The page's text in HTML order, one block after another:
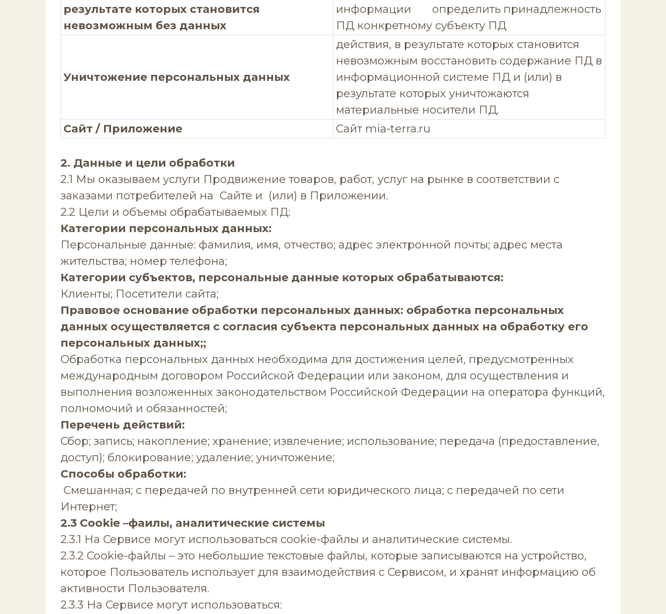
результате которых становится
невозможным без данных
информации определить принадлежность
ПД конкретному субъекту ПД
Уничтожение персональных данных
действия, в результате которых становится
невозможным восстановить содержание ПД в
информационной системе ПД и (или) в
результате которых уничтожаются
материальные носители ПД.
Сайт / Приложение
Сайт mia-terra.ru
2. Данные и цели обработки
2.1 Мы оказываем услуги Продвижение товаров, работ, услуг на рынке в соответствии с
заказами потребителей на Сайте и (или) в Приложении.
2.2 Цели и объемы обрабатываемых ПД:
Категории персональных данных:
Персональные данные: фамилия, имя, отчество; адрес электронной почты; адрес места
жительства; номер телефона;
Категории субъектов, персональные данные которых обрабатываются:
Клиенты; Посетители сайта;
Правовое основание обработки персональных данных: обработка персональных
данных осуществляется с согласия субъекта персональных данных на обработку его
персональных данных;;
Обработка персональных данных необходима для достижения целей, предусмотренных
международным договором Российской Федерации или законом, для осуществления и
выполнения возложенных законодательством Российской Федерации на оператора функций,
полномочий и обязанностей;
Перечень действий:
Сбор; запись; накопление; хранение; извлечение; использование; передача (предоставление,
доступ); блокирование; удаление; уничтожение;
Способы обработки:
Смешанная; с передачей по внутренней сети юридического лица; с передачей по сети
Интернет;
2.3 Cookie –фаилы, аналитические системы
2.3.1 На Сервисе могут использоваться cookie-файлы и аналитические системы.
2.3.2 Cookie-файлы – это небольшие текстовые файлы, которые записываются на устройство,
которое Пользователь использует для взаимодействия с Сервисом, и хранят информацию об
активности Пользователя.
2.3.3 На Сервисе могут использоваться: